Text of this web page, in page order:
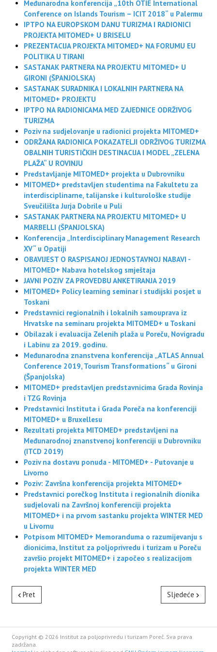
Međunarodna konferencija „10th OTIE International
Conference on Islands Tourism – ICIT 2018“ u Palermu
IPTPO NA EUROPSKOM DANU TURIZMA I RADIONICI
PROJEKTA MITOMED+ U BRISELU
PREZENTACIJA PROJEKTA MITOMED+ NA FORUMU EU
POLITIKA U TIRANI
SASTANAK PARTNERA NA PROJEKTU MITOMED+ U
GIRONI (ŠPANJOLSKA)
SASTANAK SURADNIKA I LOKALNIH PARTNERA NA
MITOMED+ PROJEKTU
IPTPO NA RADIONICAMA MED ZAJEDNICE ODRŽIVOG
TURIZMA
Poziv na sudjelovanje u radionici projekta MITOMED+
ODRŽANA RADIONICA POKAZATELJI ODRŽIVOG TURIZMA
OBALNIH TURISTIČKIH DESTINACIJA I MODEL „ZELENA
PLAŽA“ U ROVINJU
Predstavljanje MITOMED+ projekta u Dubrovniku
MITOMED+ predstavljen studentima na Fakultetu za
interdisciplinarne, talijanske i kulturološke studije
Sveučilišta Jurja Dobrile u Puli
SASTANAK PARTNERA NA PROJEKTU MITOMED+ U
MARBELLI (ŠPANJOLSKA)
Konferencija „Interdisciplinary Management Research
XV“ u Opatiji
OBAVIJEST O RASPISANOJ JEDNOSTAVNOJ NABAVI -
MITOMED+ Nabava hotelskog smještaja
JAVNI POZIV ZA PROVEDBU ANKETIRANJA 2019
MITOMED+ Policy learning seminar i studijski posjet u
Toskani
Predstavnici regionalnih i lokalnih samouprava iz
Hrvatske na seminaru projekta MITOMED+ u Toskani
Obilazak i evaluacija Zelenih plaža u Poreču, Novigradu
i Labinu za 2019. godinu.
Međunarodna znanstvena konferencija „ATLAS Annual
Conference 2019, Tourism Transformations“ u Gironi
(Španjolska)
MITOMED+ predstavljen predstavnicima Grada Rovinja
i TZG Rovinja
Predstavnici Instituta i Grada Poreča na konferenciji
MITOMED+ u Bruxellesu
Rezultati projekta MITOMED+ predstavljeni na
Međunarodnoj znanstvenoj konferenciji u Dubrovniku
(ITCD 2019)
Poziv na dostavu ponuda - MITOMED+ - Putovanje u
Livorno
Poziv: Završna konferencija projekta MITOMED+
Predstavnici porečkog Instituta i regionalnih dionika
sudjelovali na Završnoj konferenciji projekta
MITOMED+ i na prvom sastanku projekta WINTER MED
u Livornu
Potpisom MITOMED+ Memoranduma o razumijevanju s
dionicima, Institut za poljoprivredu i turizam u Poreču
završio projekt MITOMED+ i započeo s realizacijom
projekta WINTER MED
Pret Sljedeće
Copyright © 2026 Institut za poljoprivredu i turizam Poreč. Sva prava
zadržana.